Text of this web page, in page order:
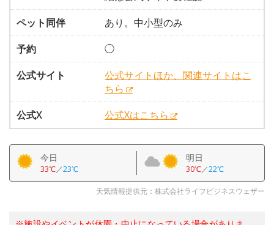
ペット同伴
あり。中小型のみ
予約
◯
公式サイト
公式サイトほか、関連サイトはこ
ちら
公式X
公式Xはこちら
今日
33℃／23℃
明日
30℃／22℃
天気情報提供元：株式会社ライフビジネスウェザー